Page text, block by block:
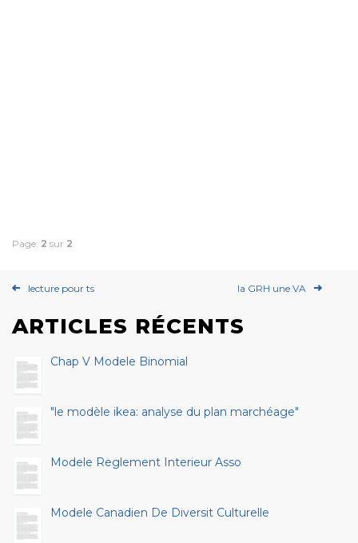
Page: 2 sur 2
lecture pour ts la GRH une VA
ARTICLES RÉCENTS
Chap V Modele Binomial
"le modèle ikea: analyse du plan marchéage"
Modele Reglement Interieur Asso
Modele Canadien De Diversit Culturelle